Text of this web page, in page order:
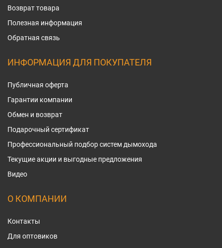
Возврат товара
Полезная информация
Обратная связь
ИНФОРМАЦИЯ ДЛЯ ПОКУПАТЕЛЯ
Публичная оферта
Гарантии компании
Обмен и возврат
Подарочный сертификат
Профессиональный подбор систем дымохода
Текущие акции и выгодные предложения
Видео
О КОМПАНИИ
Контакты
Для оптовиков